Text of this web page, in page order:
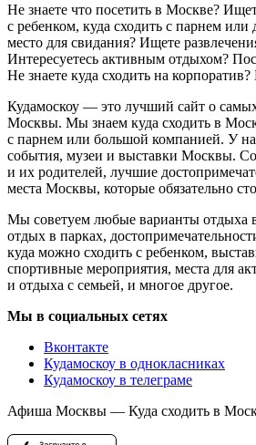
Не знаете что посетить в Москве?
с ребенком, куда сходить с парнем
место для свидания? Ищете
Интересуетесь активным отдыхом?
Не знаете куда сходить на
Кудамоскоу — это лучший сайт о
Москвы. Мы знаем куда сходить в
с парнем или большой компанией. У
события, музеи и выставки Москвы.
и их родителей, лучшие
места Москвы, которые обязательно
Мы советуем любые варианты отдыха
отдых в парках,
куда можно сходить с ребенком,
спортивные мероприятия, места для
и отдыха с семьей, и многое другое.
Мы в социальных сетях
Вконтакте
Кудамоскоу в однокласниках
Кудамоскоу в телеграме
Афиша Москвы — Куда сходить в